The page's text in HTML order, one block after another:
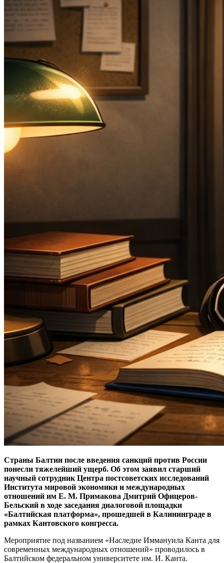
Страны Балтии после введения санкций против России
понесли тяжелейший ущерб. Об этом заявил старший
научный сотрудник Центра постсоветских исследований
Института мировой экономики и международных
отношений им Е. М. Примакова Дмитрий Офицеров-
Бельский в ходе заседания диалоговой площадки
«Балтийская платформа», прошедшей в Калининграде в
рамках Кантовского конгресса.
Мероприятие под названием «Наследие Иммануила Канта для
современных международных отношений» проводилось в
Балтийском федеральном университете им. И. Канта.